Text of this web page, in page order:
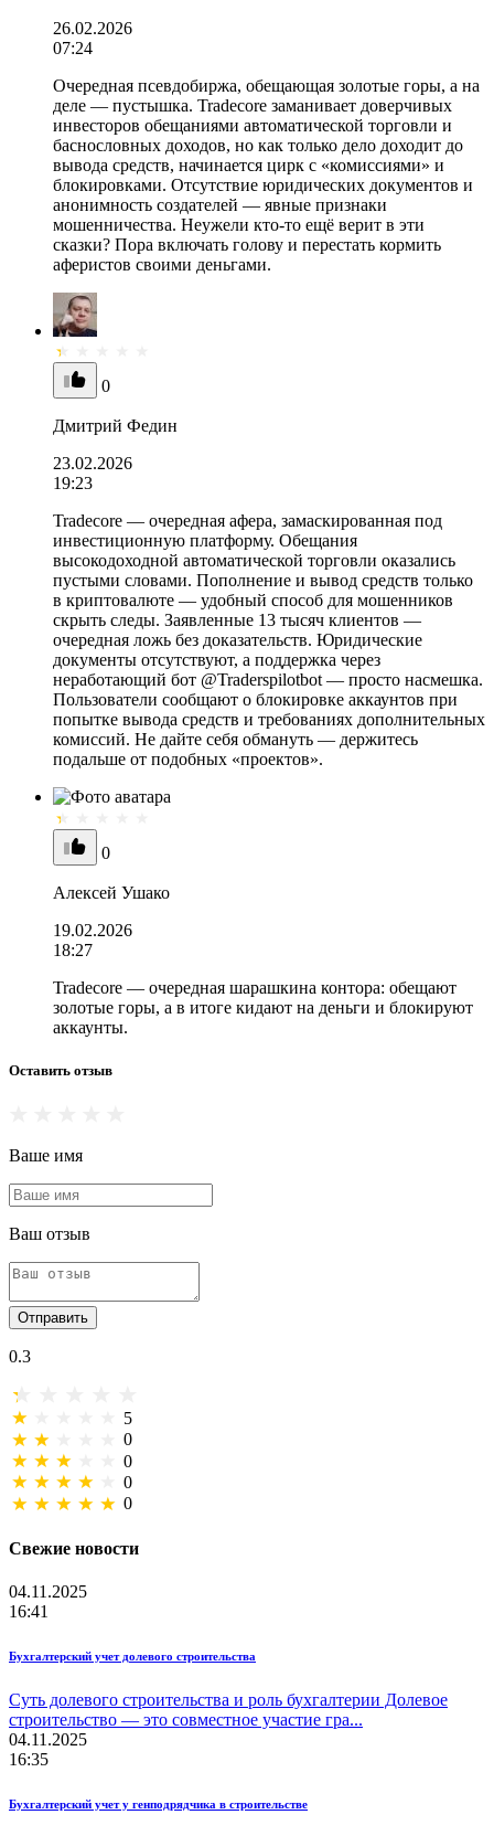
26.02.2026
07:24
Очередная псевдобиржа, обещающая золотые горы, а на
деле — пустышка. Tradecore заманивает доверчивых
инвесторов обещаниями автоматической торговли и
баснословных доходов, но как только дело доходит до
вывода средств, начинается цирк с «комиссиями» и
блокировками. Отсутствие юридических документов и
анонимность создателей — явные признаки
мошенничества. Неужели кто-то ещё верит в эти
сказки? Пора включать голову и перестать кормить
аферистов своими деньгами.
0
Дмитрий Федин
23.02.2026
19:23
Tradecore — очередная афера, замаскированная под
инвестиционную платформу. Обещания
высокодоходной автоматической торговли оказались
пустыми словами. Пополнение и вывод средств только
в криптовалюте — удобный способ для мошенников
скрыть следы. Заявленные 13 тысяч клиентов —
очередная ложь без доказательств. Юридические
документы отсутствуют, а поддержка через
неработающий бот @Traderspilotbot — просто насмешка.
Пользователи сообщают о блокировке аккаунтов при
попытке вывода средств и требованиях дополнительных
комиссий. Не дайте себя обмануть — держитесь
подальше от подобных «проектов».
0
Алексей Ушако
19.02.2026
18:27
Tradecore — очередная шарашкина контора: обещают
золотые горы, а в итоге кидают на деньги и блокируют
аккаунты.
Оставить отзыв
Ваше имя
Ваш отзыв
Отправить
0.3
5
0
0
0
0
Свежие новости
04.11.2025
16:41
Бухгалтерский учет долевого строительства
Суть долевого строительства и роль бухгалтерии Долевое
строительство — это совместное участие гра...
04.11.2025
16:35
Бухгалтерский учет у генподрядчика в строительстве